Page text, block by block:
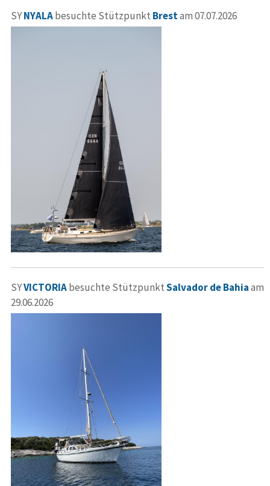
SYNYALAbesuchte Stützpunkt Brestam 07.07.2026
SYVICTORIAbesuchte StützpunktSalvador de Bahiaam
29.06.2026